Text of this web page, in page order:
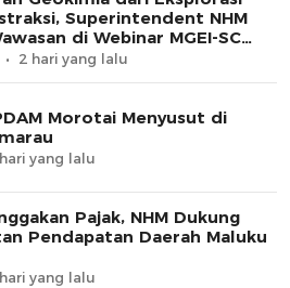
Superintendent NHM
di Webinar MGEI-SC
2 hari yang lalu
Morotai Menyusut di
yang lalu
Pajak, NHM Dukung
Pendapatan Daerah Maluku
yang lalu